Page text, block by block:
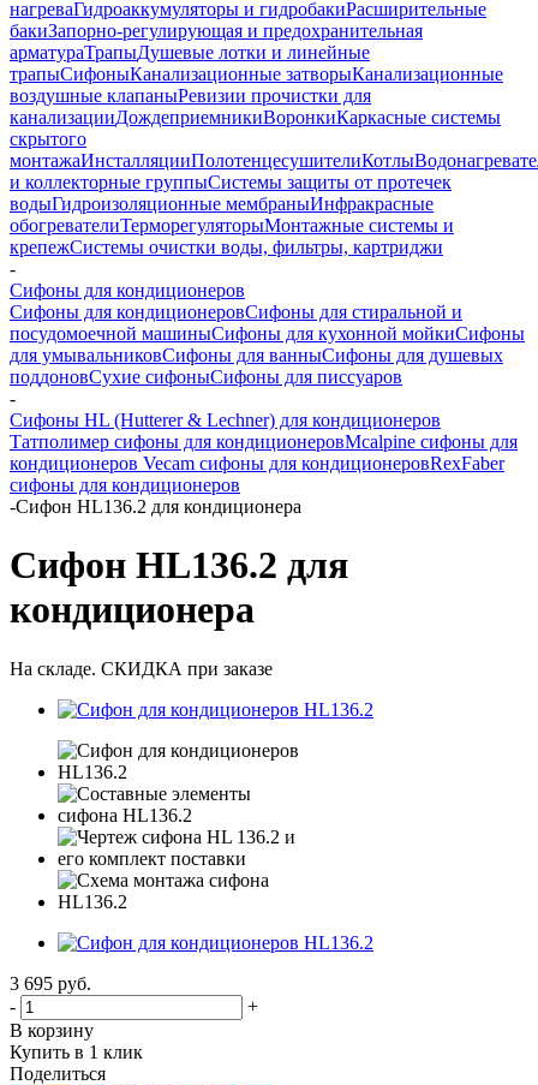
нагреваГидроаккумуляторы и гидробакиРасширительные
бакиЗапорно-регулирующая и предохранительная
арматураТрапыДушевые лотки и линейные
трапыСифоныКанализационные затворыКанализационные
воздушные клапаныРевизии прочистки для
канализацииДождеприемникиВоронкиКаркасные системы
скрытого
монтажаИнсталляцииПолотенцесушителиКотлы
и коллекторные группыСистемы защиты от протечек
водыГидроизоляционные мембраныИнфракрасные
обогревателиТерморегуляторыМонтажные системы и
крепежСистемы очистки воды, фильтры, картриджи
-
Сифоны для кондиционеров
Сифоны для кондиционеровСифоны для стиральной и
посудомоечной машиныСифоны для кухонной мойкиСифоны
для умывальниковСифоны для ванныСифоны для душевых
поддоновСухие сифоныСифоны для писсуаров
-
Сифоны HL (Hutterer & Lechner) для кондиционеров
Татполимер сифоны для кондиционеровMcalpine сифоны для
кондиционеров Vecam сифоны для кондиционеровRexFaber
сифоны для кондиционеров
-Сифон HL136.2 для кондиционера
Сифон HL136.2 для
кондиционера
На складе. СКИДКА при заказе
3 695 руб.
-
+
В корзину
Купить в 1 клик
Поделиться